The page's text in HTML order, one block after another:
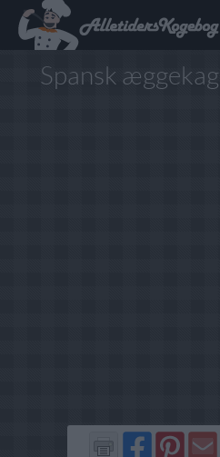
Spansk
Del
på
Del
på
Send
via